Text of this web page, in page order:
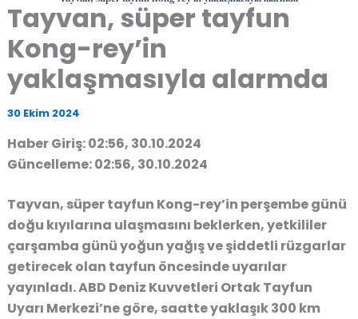
Tayvan, süper tayfun
Kong-rey’in
yaklaşmasıyla alarmda
30 Ekim 2024
Haber Giriş: 02:56, 30.10.2024
Güncelleme: 02:56, 30.10.2024
Tayvan, süper tayfun Kong-rey’in perşembe günü
doğu kıyılarına ulaşmasını beklerken, yetkililer
çarşamba günü yoğun yağış ve şiddetli rüzgarlar
getirecek olan tayfun öncesinde uyarılar
yayınladı. ABD Deniz Kuvvetleri Ortak Tayfun
Uyarı Merkezi’ne göre, saatte yaklaşık 300 km